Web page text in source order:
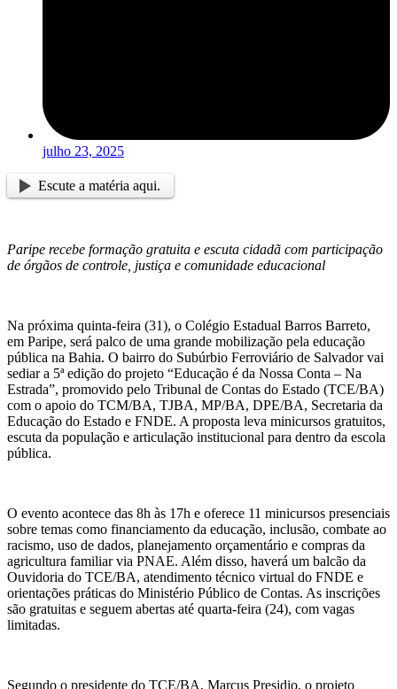
julho 23, 2025
Escute a matéria aqui.
Paripe recebe formação gratuita e escuta cidadã com participação
de órgãos de controle, justiça e comunidade educacional
Na próxima quinta-feira (31), o Colégio Estadual Barros Barreto,
em Paripe, será palco de uma grande mobilização pela educação
pública na Bahia. O bairro do Subúrbio Ferroviário de Salvador vai
sediar a 5ª edição do projeto “Educação é da Nossa Conta – Na
Estrada”, promovido pelo Tribunal de Contas do Estado (TCE/BA)
com o apoio do TCM/BA, TJBA, MP/BA, DPE/BA, Secretaria da
Educação do Estado e FNDE. A proposta leva minicursos gratuitos,
escuta da população e articulação institucional para dentro da escola
pública.
O evento acontece das 8h às 17h e oferece 11 minicursos presenciais
sobre temas como financiamento da educação, inclusão, combate ao
racismo, uso de dados, planejamento orçamentário e compras da
agricultura familiar via PNAE. Além disso, haverá um balcão da
Ouvidoria do TCE/BA, atendimento técnico virtual do FNDE e
orientações práticas do Ministério Público de Contas. As inscrições
são gratuitas e seguem abertas até quarta-feira (24), com vagas
limitadas.
Segundo o presidente do TCE/BA, Marcus Presidio, o projeto